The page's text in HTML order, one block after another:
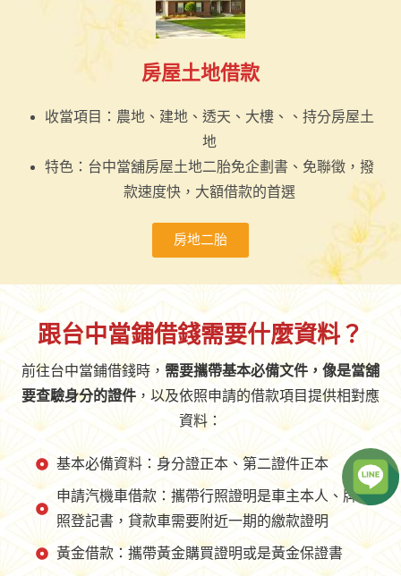
房屋土地借款
收當項目：農地、建地、透天、大樓、、持分房屋土
地
特色：台中當舖房屋土地二胎免企劃書、免聯徵，撥
款速度快，大額借款的首選
房地二胎
跟台中當鋪借錢需要什麼資料？
前往台中當鋪借錢時， 需要攜帶基本必備文件，像是當舖
要查驗身分的證件 ，以及依照申請的借款項目提供相對應
資料：
基本必備資料：身分證正本、第二證件正本
申請汽機車借款：攜帶行照證明是車主本人、牌
照登記書，貸款車需要附近一期的繳款證明
黃金借款：攜帶黃金購買證明或是黃金保證書